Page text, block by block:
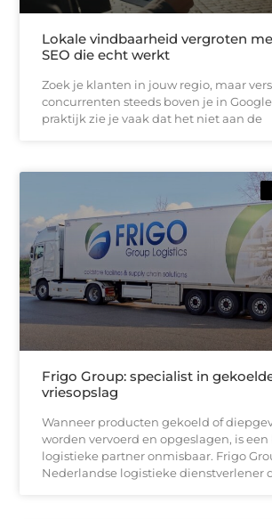
Lokale vindbaarheid vergroten
SEO die echt werkt
Zoek je klanten in jouw regio, maar
concurrenten steeds boven je in
praktijk zie je vaak dat het niet aan de
Frigo Group: specialist in
vriesopslag
Wanneer producten gekoeld of
worden vervoerd en opgeslagen, is
logistieke partner onmisbaar. Frigo
Nederlandse logistieke dienstverlener